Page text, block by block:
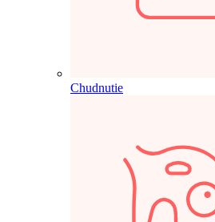
Chudnutie